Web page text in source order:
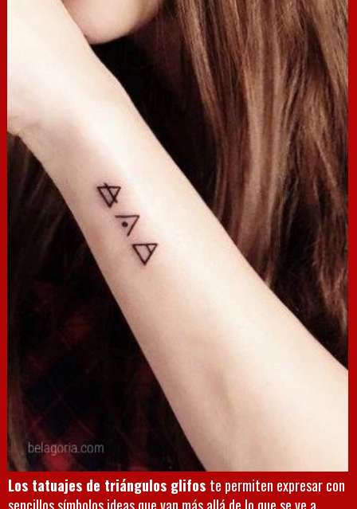
Los tatuajes de triángulos glifos te permiten expresar con